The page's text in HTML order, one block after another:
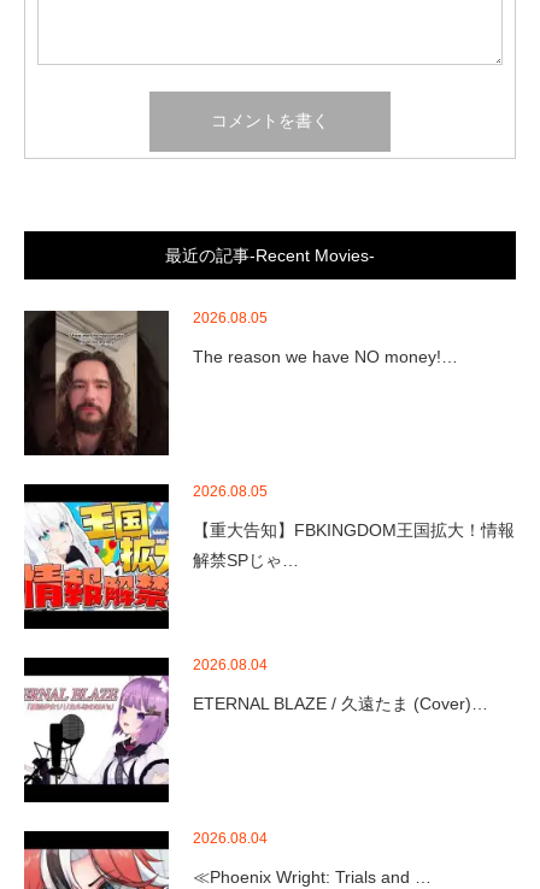
最近の記事-Recent Movies-
2026.08.05
The reason we have NO money!…
2026.08.05
【重大告知】FBKINGDOM王国拡大！情報
解禁SPじゃ…
2026.08.04
ETERNAL BLAZE / 久遠たま (Cover)…
2026.08.04
≪Phoenix Wright: Trials and …